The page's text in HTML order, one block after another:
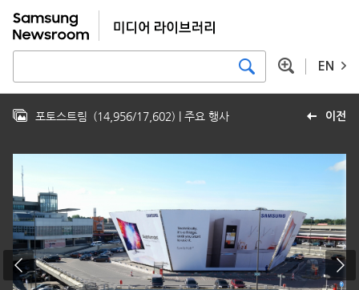
EN
이전
포토스트림 (14,956/17,602) | 주요 행사